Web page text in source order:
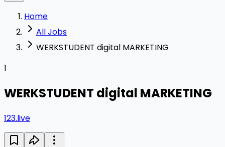
Home
All Jobs
WERKSTUDENT digital MARKETING
1
WERKSTUDENT digital MARKETING
123.live